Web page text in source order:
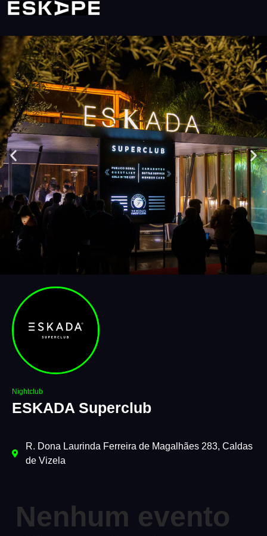
Nightclub
ESKADA Superclub
R. Dona Laurinda Ferreira de Magalhães 283, Caldas
de Vizela